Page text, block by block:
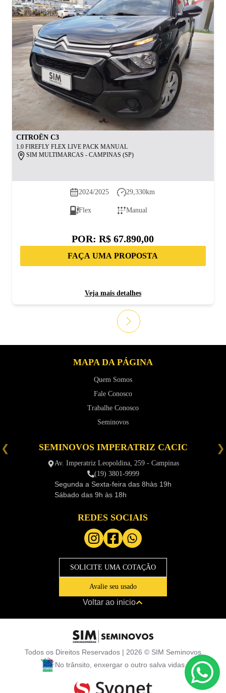
CITROËN C3
1.0 FIREFLY FLEX LIVE PACK MANUAL
SIM MULTIMARCAS - CAMPINAS (SP)
2024/2025 29,330km
Flex Manual
POR:R$ 67.890,00
FAÇA UMA PROPOSTA
Veja mais detalhes
MAPA DA PÁGINA
Quem Somos
Fale Conosco
Trabalhe Conosco
Seminovos
SEMINOVOS IMPERATRIZ CACIC
Av. Imperatriz Leopoldina, 259 - Campinas
(19) 3801-9999
Segunda a Sexta-feira das 8hàs 19h
Sábado das 9h às 18h
REDES SOCIAIS
SOLICITE UMA COTAÇÃO
Avalie seu usado
Voltar ao inicio
Todos os Direitos Reservados | 2026 © SIM Seminovos
No trânsito, enxergar o outro salva vidas.